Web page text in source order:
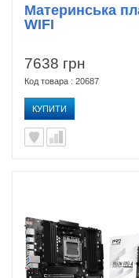
7638 грн
Код товара : 20687
КУПИТИ
Материнська
WIFI